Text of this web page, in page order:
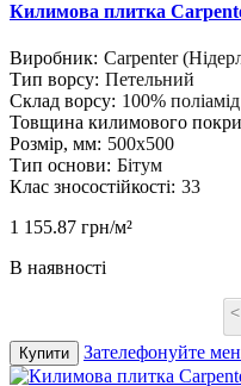
Килимова плитка
Виробник: Carpenter
Тип ворсу: Петельний
Склад ворсу: 100% поліамід
Товщина килимового
Розмір, мм: 500х500
Тип основи: Бітум
Клас зносостійкості: 33
1 155.87 грн/м²
В наявності
<
Купити Зателефонуйте